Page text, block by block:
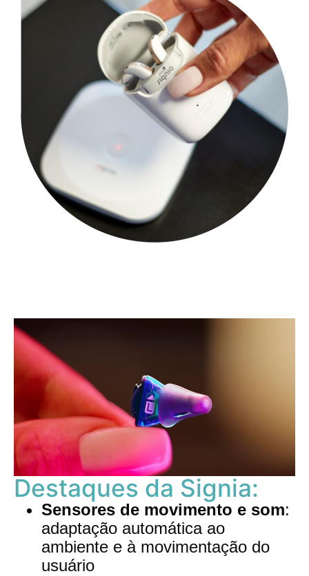
Destaques da Signia:
Sensores de movimento e som:
adaptação automática ao
ambiente e à movimentação do
usuário